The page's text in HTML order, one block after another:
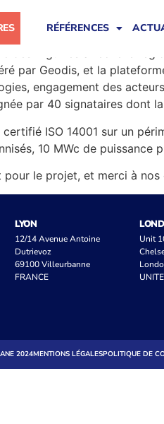
RÉFÉRENCES
Adjointe à
Aiguilles à l’échelle
par Geodis, et la
engagement des
par 40 signataires dont
ISO 14001 sur un
10 MWc de puissance
le projet, et merci à nos
LYON
12/14 Avenue Antoine
Dutrievoz
69100 Villeurbanne
FRANCE
Unit
2024MENTIONS LÉGALESPOLITIQUE DE